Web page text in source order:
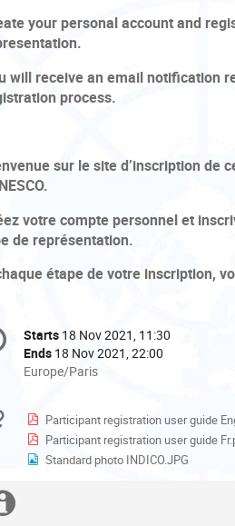
your personal account and
will receive an email notification
process.
sur le site d’inscription de
votre compte personnel et
de représentation.
étape de votre inscription,
Date/Time
Starts 18 Nov 2021, 11:30
Ends 18 Nov 2021, 22:00
All
in
Europe/Paris
Europe/Paris
Materials
Participant registration user guide
Participant registration user guide
Standard photo INDICO.JPG